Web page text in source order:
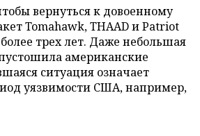
вернуться к довоенному
Tomahawk, THAAD и Patriot
трех лет. Даже небольшая
американские
ситуация означает
уязвимости США, например,